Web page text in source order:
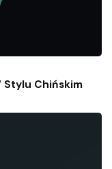
Stylu Chińskim